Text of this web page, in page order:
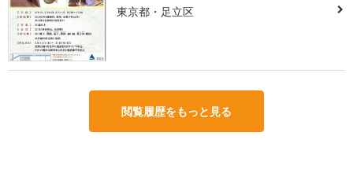
東京都・足立区
閲覧履歴をもっと見る